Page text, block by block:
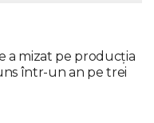
a mizat pe producția
într-un an pe trei